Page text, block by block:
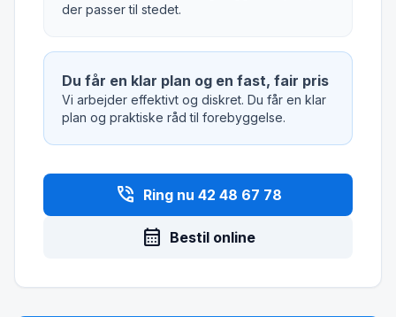
der passer til stedet.
Du får en klar plan og en fast, fair pris
Vi arbejder effektivt og diskret. Du får en klar
plan og praktiske råd til forebyggelse.
phone_in_talk Ring nu 42 48 67 78
calendar_month Bestil online